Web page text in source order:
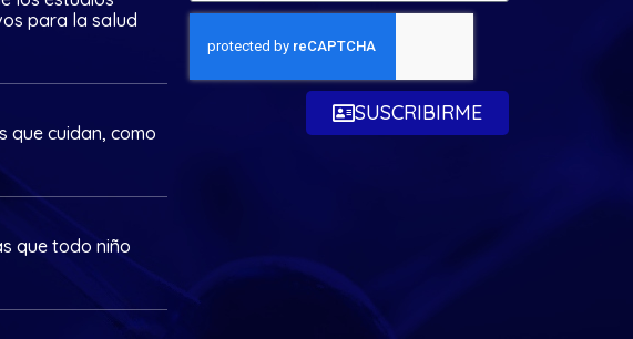
para la salud
que cuidan, como
que todo niño
SUSCRIBIRME